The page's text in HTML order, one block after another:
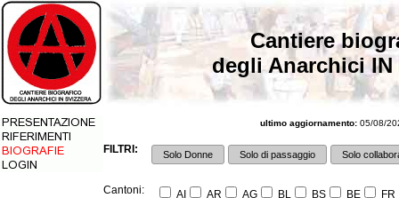
Cantiere
degli Anarchici IN
ultimo aggiornamento: 05/08/
FILTRI: Solo Donne Solo di passaggio Solo
Cantoni: AI AR AG BL BS BE
FR